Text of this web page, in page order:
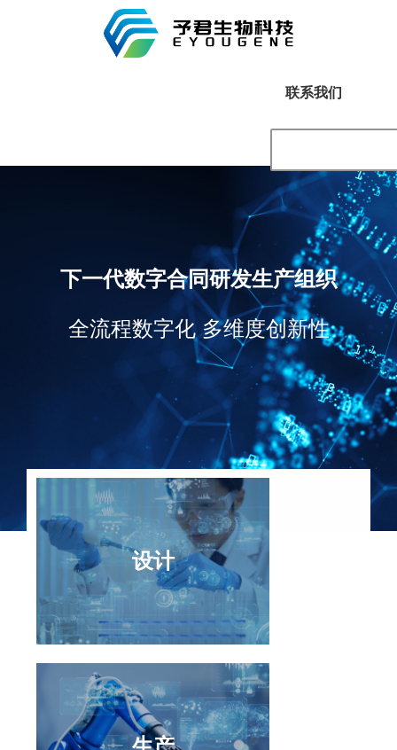
联系我们
下一代数字合同研发生产组织
全流程数字化 多维度创新性
设计
设计